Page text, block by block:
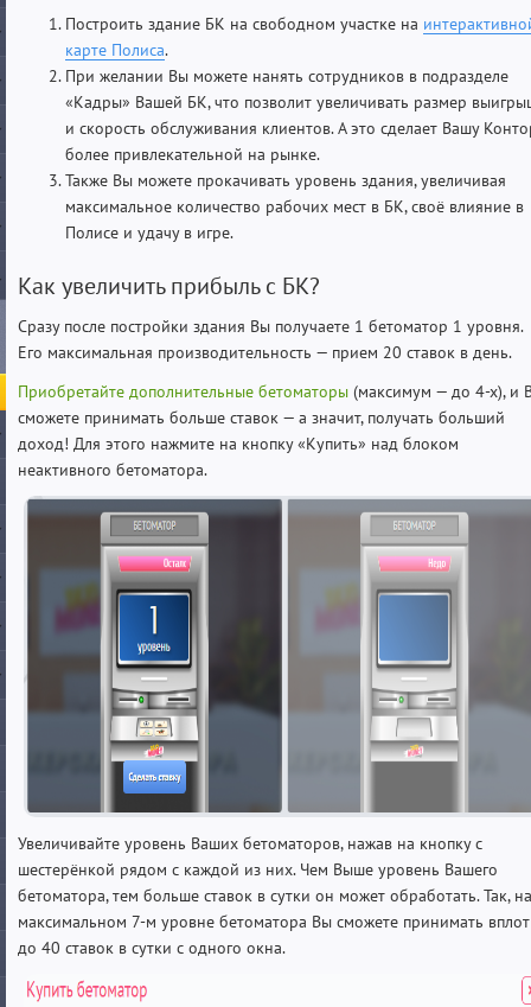
Построить здание БК на свободном участке на
карте Полиса.
При желании Вы можете нанять сотрудников в подразделе
«Кадры» Вашей БК, что позволит увеличивать размер
и скорость обслуживания клиентов. А это сделает Вашу
более привлекательной на рынке.
Также Вы можете прокачивать уровень здания, увеличивая
максимальное количество рабочих мест в БК, своё влияние в
Полисе и удачу в игре.
Как увеличить прибыль с БК?
Сразу после постройки здания Вы получаете 1 бетоматор 1 уровня.
Его максимальная производительность — прием 20 ставок в день.
Приобретайте дополнительные бетоматоры (максимум — до 4-х), и
сможете принимать больше ставок — а значит, получать больший
доход! Для этого нажмите на кнопку «Купить» над блоком
неактивного бетоматора.
Увеличивайте уровень Ваших бетоматоров, нажав на кнопку с
шестерёнкой рядом с каждой из них. Чем Выше уровень Вашего
бетоматора, тем больше ставок в сутки он может обработать. Так, на
максимальном 7-м уровне бетоматора Вы сможете принимать
до 40 ставок в сутки с одного окна.